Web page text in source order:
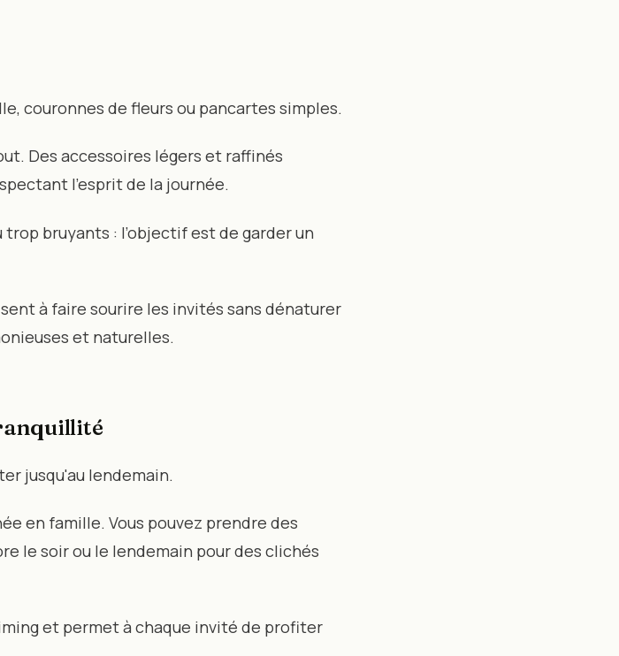
couronnes de fleurs ou pancartes simples.
Des accessoires légers et raffinés
l’esprit de la journée.
bruyants : l’objectif est de garder un
à faire sourire les invités sans dénaturer
et naturelles.
jusqu'au lendemain.
en famille. Vous pouvez prendre des
le soir ou le lendemain pour des clichés
et permet à chaque invité de profiter